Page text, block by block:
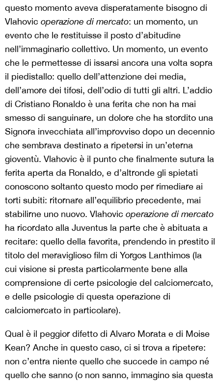
questo momento aveva disperatamente bisogno di
Vlahovic operazione di mercato: un momento, un
evento che le restituisse il posto d’abitudine
nell’immaginario collettivo. Un momento, un evento
che le permettesse di issarsi ancora una volta sopra
il piedistallo: quello dell’attenzione dei media,
dell’amore dei tifosi, dell’odio di tutti gli altri. L’addio
di Cristiano Ronaldo è una ferita che non ha mai
smesso di sanguinare, un dolore che ha stordito una
Signora invecchiata all’improvviso dopo un decennio
che sembrava destinato a ripetersi in un’eterna
gioventù. Vlahovic è il punto che finalmente sutura la
ferita aperta da Ronaldo, e d’altronde gli spietati
conoscono soltanto questo modo per rimediare ai
torti subiti: ritornare all’equilibrio precedente, mai
stabilirne uno nuovo. Vlahovic operazione di mercato
ha ricordato alla Juventus la parte che è abituata a
recitare: quello della favorita, prendendo in prestito il
titolo del meraviglioso film di Yorgos Lanthimos (la
cui visione si presta particolarmente bene alla
comprensione di certe psicologie del calciomercato,
e delle psicologie di questa operazione di
calciomercato in particolare).
Qual è il peggior difetto di Alvaro Morata e di Moise
Kean? Anche in questo caso, ci si trova a ripetere:
non c’entra niente quello che succede in campo né
quello che sanno (o non sanno, immagino sia questa